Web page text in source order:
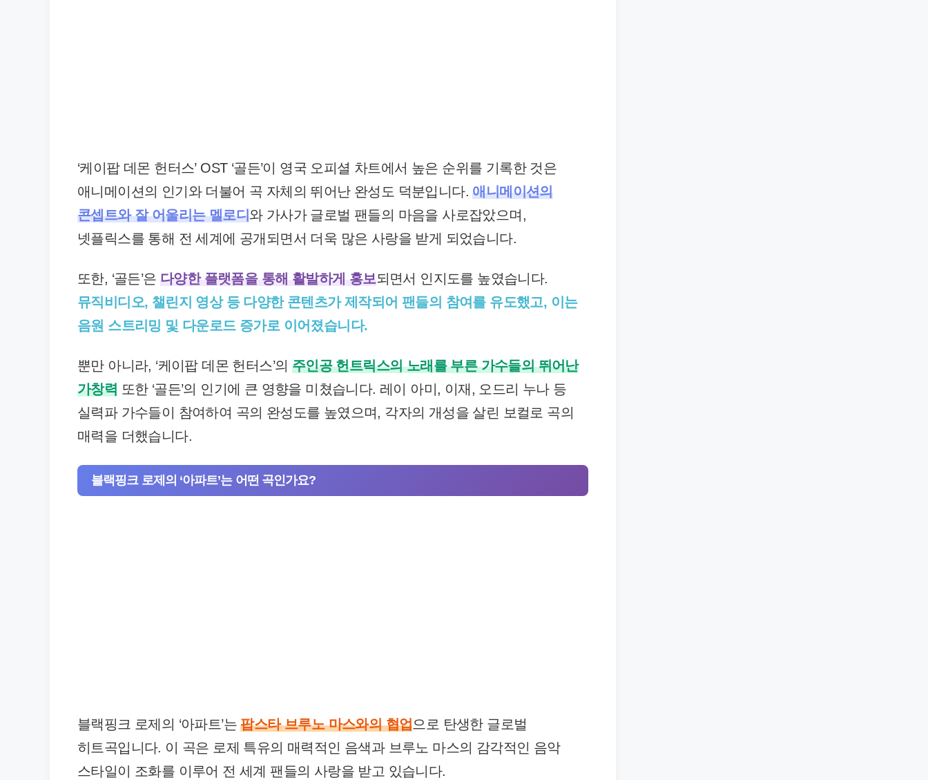
‘케이팝 데몬 헌터스’ OST ‘골든’이 영국 오피셜 차트에서 높은 순위를 기록한 것은
애니메이션의 인기와 더불어 곡 자체의 뛰어난 완성도 덕분입니다.애니메이션의
콘셉트와 잘 어울리는 멜로디와 가사가 글로벌 팬들의 마음을 사로잡았으며,
넷플릭스를 통해 전 세계에 공개되면서 더욱 많은 사랑을 받게 되었습니다.
또한, ‘골든’은 다양한 플랫폼을 통해 활발하게 홍보되면서 인지도를 높였습니다.
뮤직비디오, 챌린지 영상 등 다양한 콘텐츠가 제작되어 팬들의 참여를 유도했고, 이는
음원 스트리밍 및 다운로드 증가로 이어졌습니다.
뿐만 아니라, ‘케이팝 데몬 헌터스’의 주인공 헌트릭스의 노래를 부른 가수들의 뛰어난
가창력 또한 ‘골든’의 인기에 큰 영향을 미쳤습니다. 레이 아미, 이재, 오드리 누나 등
실력파 가수들이 참여하여 곡의 완성도를 높였으며, 각자의 개성을 살린 보컬로 곡의
매력을 더했습니다.
블랙핑크 로제의 ‘아파트’는 어떤 곡인가요?
블랙핑크 로제의 ‘아파트’는팝스타 브루노 마스와의 협업으로 탄생한 글로벌
히트곡입니다. 이 곡은 로제 특유의 매력적인 음색과 브루노 마스의 감각적인 음악
스타일이 조화를 이루어 전 세계 팬들의 사랑을 받고 있습니다.